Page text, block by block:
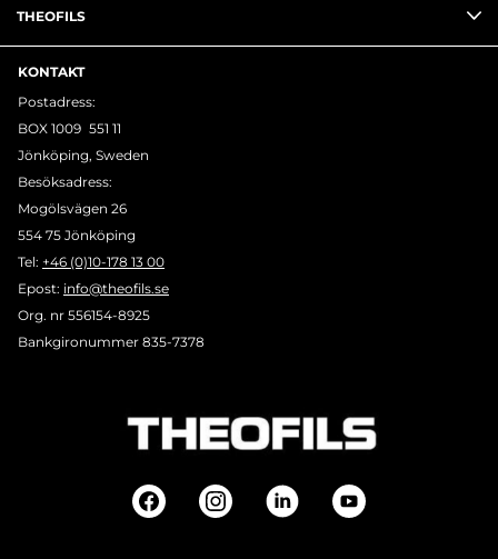
THEOFILS
KONTAKT
Postadress:
BOX 1009 551 11
Jönköping, Sweden
Besöksadress:
Mogölsvägen 26
554 75 Jönköping
Tel: +46 (0)10-178 13 00
Epost: info@theofils.se
Org. nr 556154-8925
Bankgironummer 835-7378